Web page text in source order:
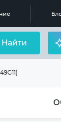
Найти